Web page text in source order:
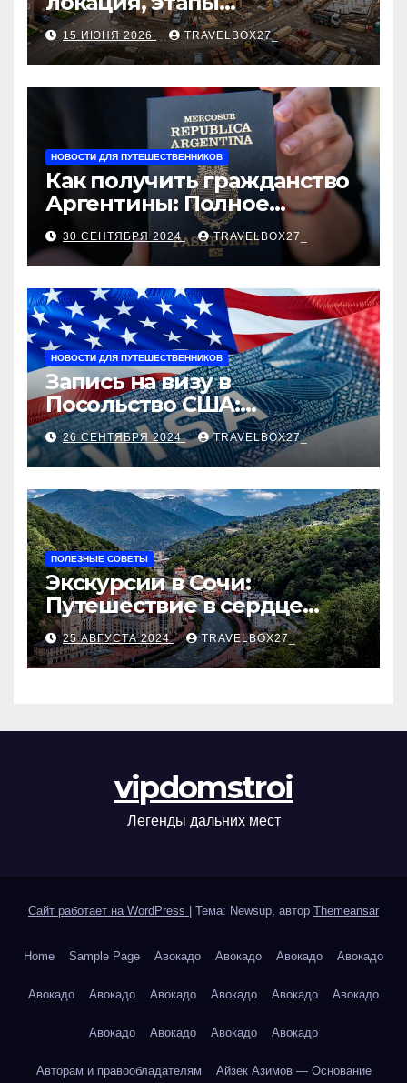
строительства, проверка
застройщика, сценарии
оформления сделки и
рыночные ориентиры
15 ИЮНЯ 2026 TRAVELBOX27_
НОВОСТИ ДЛЯ ПУТЕШЕСТВЕННИКОВ
Как получить гражданство
Аргентины: Полное
руководство
30 СЕНТЯБРЯ 2024 TRAVELBOX27_
НОВОСТИ ДЛЯ ПУТЕШЕСТВЕННИКОВ
Запись на визу в
Посольство США:
Пошаговое руководство
26 СЕНТЯБРЯ 2024 TRAVELBOX27_
ПОЛЕЗНЫЕ СОВЕТЫ
Экскурсии в Сочи:
Путешествие в сердце
Черноморского курорта
25 АВГУСТА 2024 TRAVELBOX27_
vipdomstroi
Легенды дальних мест
Сайт работает на WordPress Тема: Newsup, автор Themeansar
Home Sample Page Авокадо Авокадо Авокадо Авокадо
Авокадо Авокадо Авокадо Авокадо Авокадо Авокадо
Авокадо Авокадо Авокадо Авокадо
Авторам и правообладателям Айзек Азимов — Основание